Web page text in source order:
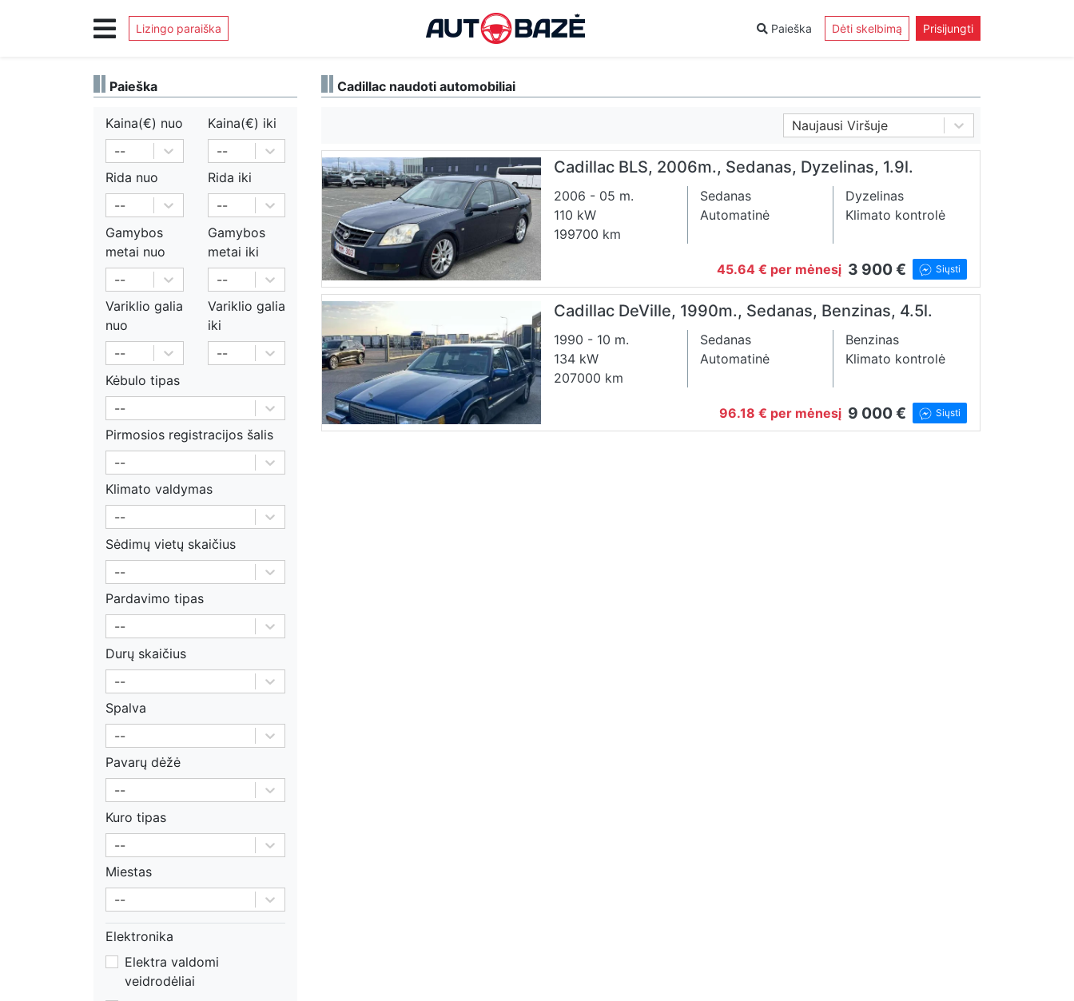
Lizingo paraiška Paieška Dėti skelbimą Prisijungti
Paieška
Kaina(€) nuo
--
Kaina(€) iki
--
Rida nuo
--
Rida iki
--
Gamybos
metai nuo
--
Gamybos
metai iki
--
Variklio galia
nuo
--
Variklio galia
iki
--
Kėbulo tipas
--
Pirmosios registracijos šalis
--
Klimato valdymas
--
Sėdimų vietų skaičius
--
Pardavimo tipas
--
Durų skaičius
--
Spalva
--
Pavarų dėžė
--
Kuro tipas
--
Miestas
--
Elektronika
Elektra valdomi
veidrodėliai
Cadillac naudoti automobiliai
Naujausi Viršuje
Cadillac BLS, 2006m., Sedanas, Dyzelinas, 1.9l.
2006 - 05 m. Sedanas
Dyzelinas
110 kW
Automatinė
Klimato kontrolė
199700 km
45.64 € per mėnesį 3 900 € Siųsti
Cadillac DeVille, 1990m., Sedanas, Benzinas, 4.5l.
1990 - 10 m. Sedanas
Benzinas
134 kW
Automatinė
Klimato kontrolė
207000 km
96.18 € per mėnesį 9 000 € Siųsti